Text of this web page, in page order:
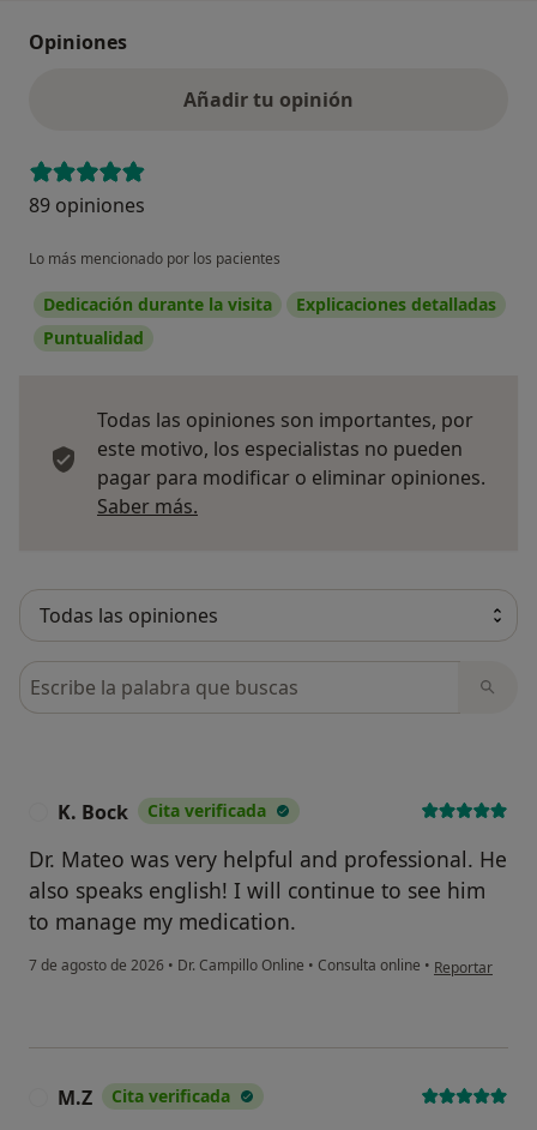
Opiniones
Añadir tu opinión
89 opiniones
Lo más mencionado por los pacientes
Dedicación durante la visita
Explicaciones detalladas
Puntualidad
Todas las opiniones son importantes, por
este motivo, los especialistas no pueden
pagar para modificar o eliminar opiniones.
Saber más.
Busca en opiniones
K. Bock Cita verificada
Dr. Mateo was very helpful and professional. He
also speaks english! I will continue to see him
to manage my medication.
7 de agosto de 2026 • Dr. Campillo Online • Consulta online • en opinión del
Reportar
M.Z Cita verificada